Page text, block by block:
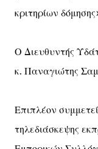
κριτηρίων
Ο Διευθυντής
κ. Παναγιώτης
Επιπλέον
τηλεδιάσκεψης